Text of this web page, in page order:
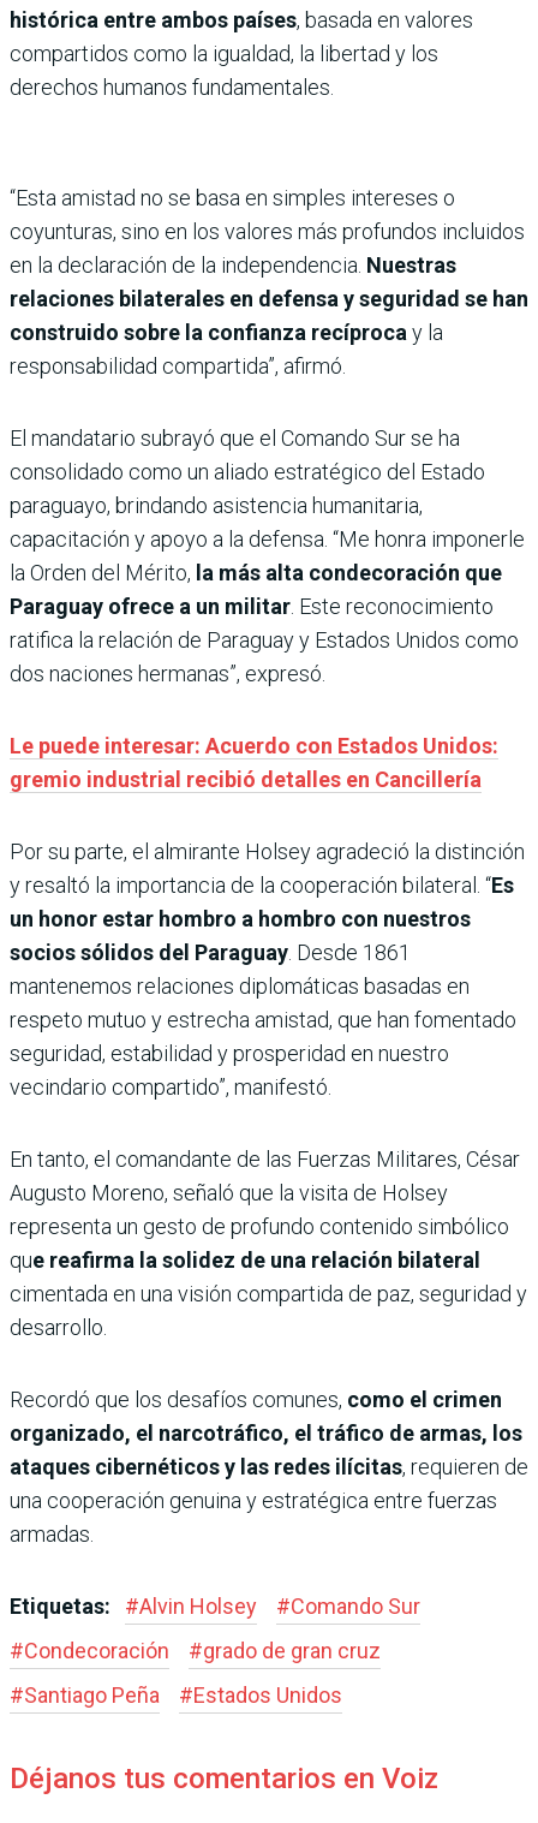
histórica entre ambos países, basada en valores
compartidos como la igualdad, la libertad y los
derechos humanos fundamentales.
“Esta amistad no se basa en simples intereses o
coyunturas, sino en los valores más profundos incluidos
en la declaración de la independencia. Nuestras
relaciones bilaterales en defensa y seguridad se han
construido sobre la confianza recíproca y la
responsabilidad compartida”, afirmó.
El mandatario subrayó que el Comando Sur se ha
consolidado como un aliado estratégico del Estado
paraguayo, brindando asistencia humanitaria,
capacitación y apoyo a la defensa. “Me honra imponerle
la Orden del Mérito, la más alta condecoración que
Paraguay ofrece a un militar . Este reconocimiento
ratifica la relación de Paraguay y Estados Unidos como
dos naciones hermanas”, expresó.
Le puede interesar: Acuerdo con Estados Unidos:
gremio industrial recibió detalles en Cancillería
Por su parte, el almirante Holsey agradeció la distinción
y resaltó la importancia de la cooperación bilateral. “Es
un honor estar hombro a hombro con nuestros
socios sólidos del Paraguay . Desde 1861
mantenemos relaciones diplomáticas basadas en
respeto mutuo y estrecha amistad, que han fomentado
seguridad, estabilidad y prosperidad en nuestro
vecindario compartido”, manifestó.
En tanto, el comandante de las Fuerzas Militares, César
Augusto Moreno, señaló que la visita de Holsey
representa un gesto de profundo contenido simbólico
que reafirma la solidez de una relación bilateral
cimentada en una visión compartida de paz, seguridad y
desarrollo.
Recordó que los desafíos comunes, como el crimen
organizado, el narcotráfico, el tráfico de armas, los
ataques cibernéticos y las redes ilícitas, requieren de
una cooperación genuina y estratégica entre fuerzas
armadas.
Etiquetas: #Alvin Holsey #Comando Sur
#Condecoración #grado de gran cruz
#Santiago Peña #Estados Unidos
Déjanos tus comentarios en Voiz